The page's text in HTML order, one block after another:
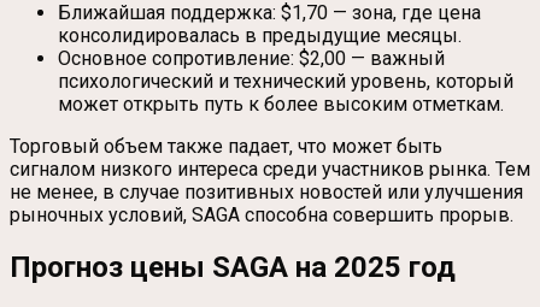
Ближайшая поддержка: $1,70 — зона, где цена
консолидировалась в предыдущие месяцы.
Основное сопротивление: $2,00 — важный
психологический и технический уровень, который
может открыть путь к более высоким отметкам.
Торговый объем также падает, что может быть
сигналом низкого интереса среди участников рынка. Тем
не менее, в случае позитивных новостей или улучшения
рыночных условий, SAGA способна совершить прорыв.
Прогноз цены SAGA на 2025 год